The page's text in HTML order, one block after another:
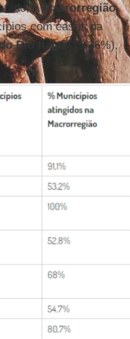
aMacrorregião
com casos da
Rio Itajaí(15,36%),